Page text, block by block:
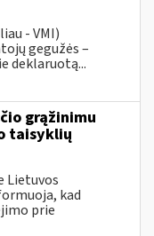
- VMI)
gegužės –
deklaruotą...
grąžinimu
taisyklių
Lietuvos
kad
prie